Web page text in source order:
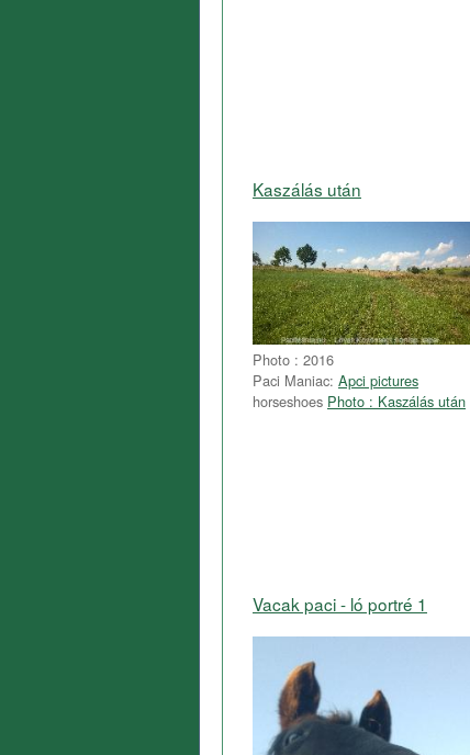
Kaszálás után
Photo : 2016
Paci Maniac: Apci pictures
horseshoes Photo : Kaszálás után
Vacak paci - ló portré 1